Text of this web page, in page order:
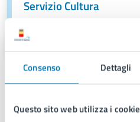
Consenso Dettagli
Questo sito web utilizza i cookie
Servizio Cultura
Via Toledo 348, 80134